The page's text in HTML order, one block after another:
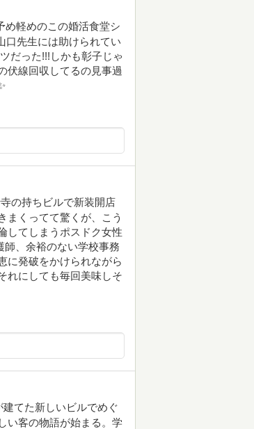
め軽めのこの婚活食堂シ
口先生には助けられてい
だった!!!しかも彰子じゃ
伏線回収してるの見事過
の持ちビルで新装開店
まくってて驚くが、こう
してしまうポスドク女性
師、余裕のない学校事務
に発破をかけられながら
れにしても毎回美味しそ
てた新しいビルでめぐ
い客の物語が始まる。学